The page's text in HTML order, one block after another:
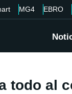
MG4 EBRO
todo al